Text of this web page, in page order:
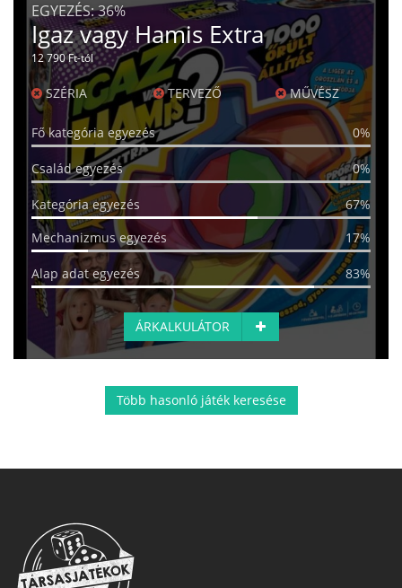
EGYEZÉS:36%
Igaz vagy Hamis Extra
12 790 Ft-tól
SZÉRIA TERVEZŐ MŰVÉSZ
Fő kategória egyezés 0%
Család egyezés 0%
Kategória egyezés
67%
Mechanizmus egyezés
17%
Alap adat egyezés 83%
ÁRKALKULÁTOR
Több hasonló játék keresése